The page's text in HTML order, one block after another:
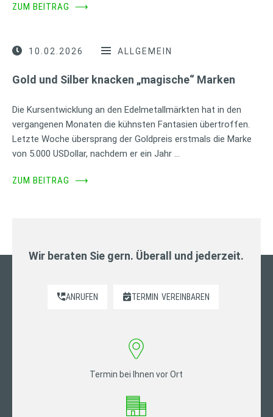
ZUM BEITRAG ⟶
10.02.2026 ALLGEMEIN
Gold und Silber knacken „magische“ Marken
Die Kursentwicklung an den Edelmetallmärkten hat in den
vergangenen Monaten die kühnsten Fantasien übertroffen.
Letzte Woche übersprang der Goldpreis erstmals die Marke
von 5.000 USDollar, nachdem er ein Jahr …
ZUM BEITRAG ⟶
Wir beraten Sie gern. Überall und jederzeit.
ANRUFEN TERMIN VEREINBAREN
Termin bei Ihnen vor Ort